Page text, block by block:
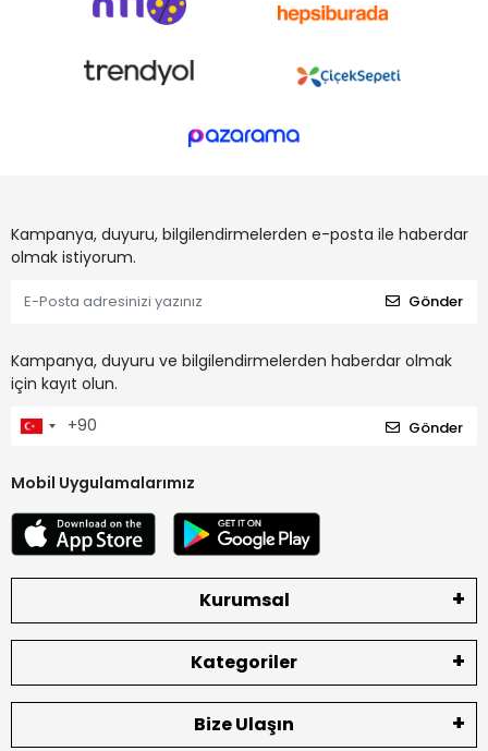
Kampanya, duyuru, bilgilendirmelerden e-posta ile haberdar
olmak istiyorum.
Gönder
Kampanya, duyuru ve bilgilendirmelerden haberdar olmak
için kayıt olun.
Gönder
Mobil Uygulamalarımız
Kurumsal
Kategoriler
Bize Ulaşın